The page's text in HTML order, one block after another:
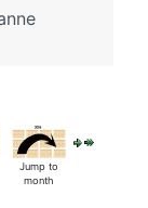
Jump to
month